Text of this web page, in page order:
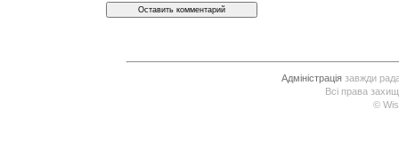
Адміністраціязавжди рада
Всі права
©